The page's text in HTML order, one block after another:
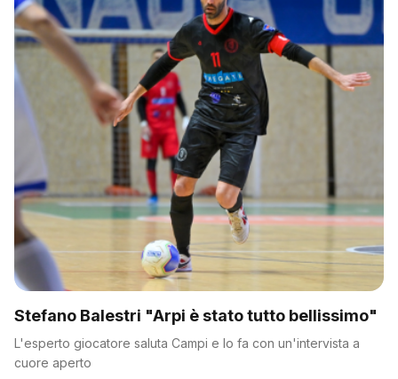
Stefano Balestri "Arpi è stato tutto bellissimo"
L'esperto giocatore saluta Campi e lo fa con un'intervista a
cuore aperto